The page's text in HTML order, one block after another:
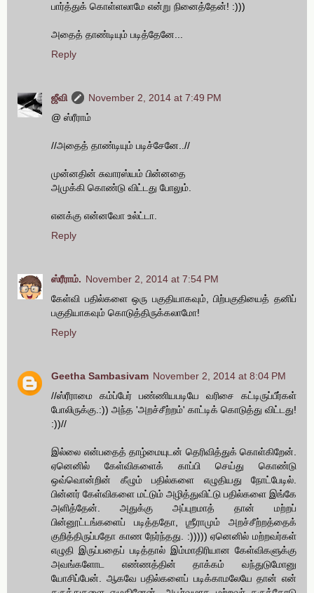
பார்த்துக் கொள்ளலாமே என்று நினைத்தேன்! :)))
அதைத் தாண்டியும் படித்தேனே...
Reply
ஜீவி
November 2, 2014 at 7:49 PM
@ ஸ்ரீராம்
//அதைத் தாண்டியும் படிச்சேனே..//
முன்னதின் சுவாரஸ்யம் பின்னதை
அமுக்கி கொண்டு விட்டது போலும்.
எனக்கு என்னவோ உல்ட்டா.
Reply
ஸ்ரீராம். November 2, 2014 at 7:54 PM
கேள்வி பதில்களை ஒரு பகுதியாகவும், பிற்பகுதியைத் தனிப்
பகுதியாகவும் கொடுத்திருக்கலாமோ!
Reply
Geetha Sambasivam November 2, 2014 at 8:04 PM
//ஸ்ரீராமை கம்ப்பேர் பண்ணியபடியே வரிசை கட்டிருப்பீர்கள்
போலிருக்கு.:)) அந்த 'அறச்சீற்றம்' காட்டிக் கொடுத்து விட்டது!
:))//
இல்லை என்பதைத் தாழ்மையுடன் தெரிவித்துக் கொள்கிறேன்.
ஏனெனில் கேள்விகளைக் காப்பி செய்து கொண்டு
ஒவ்வொன்றின் கீழும் பதில்களை எழுதியது நோட்பேடில்.
பின்னர் கேள்விகளை மட்டும் அழித்துவிட்டு பதில்களை இங்கே
அளித்தேன். அதுக்கு அப்புறமாத் தான் மற்றப்
பின்னூட்டங்களைப் படித்ததோ, ஶ்ரீராமும் அறச்சீற்றத்தைக்
குறித்திருப்பதோ காண நேர்ந்தது. :))))) ஏனெனில் மற்றவர்கள்
எழுதி இருப்பதைப் படித்தால் இம்மாதிரியான கேள்விகளுக்கு
அவங்களோட எண்ணத்தின் தாக்கம் வந்துடுமோனு
யோசிப்பேன். ஆகவே பதில்களைப் படிக்காமலேயே தான் என்